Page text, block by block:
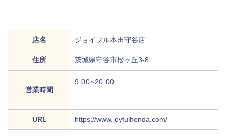
店名 ジョイフル本田守谷店
住所 茨城県守谷市松ヶ丘3-8
営業時間
9:00~20:00
URL https://www.joyfulhonda.com/